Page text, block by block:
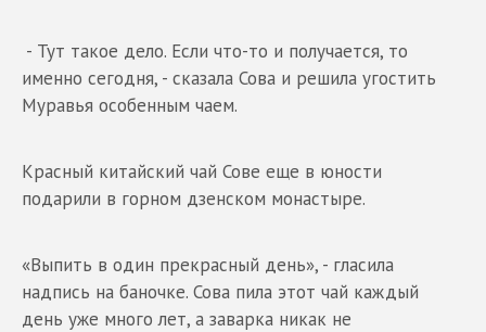
- Тут такое дело. Если что-то и получается, то
именно сегодня, - сказала Сова и решила угостить
Муравья особенным чаем.
Красный китайский чай Сове еще в юности
подарили в горном дзенском монастыре.
«Выпить в один прекрасный день», - гласила
надпись на баночке. Сова пила этот чай каждый
день уже много лет, а заварка никак не